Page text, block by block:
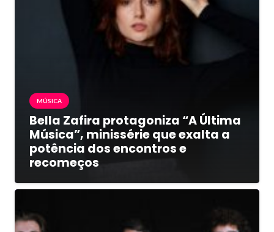
MÚSICA
Bella Zafira protagoniza “A Última
Música”, minissérie que exalta a
potência dos encontros e
recomeços